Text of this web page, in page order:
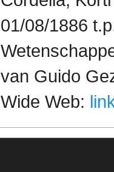
01/08/1886
van Guido
Wide Web: